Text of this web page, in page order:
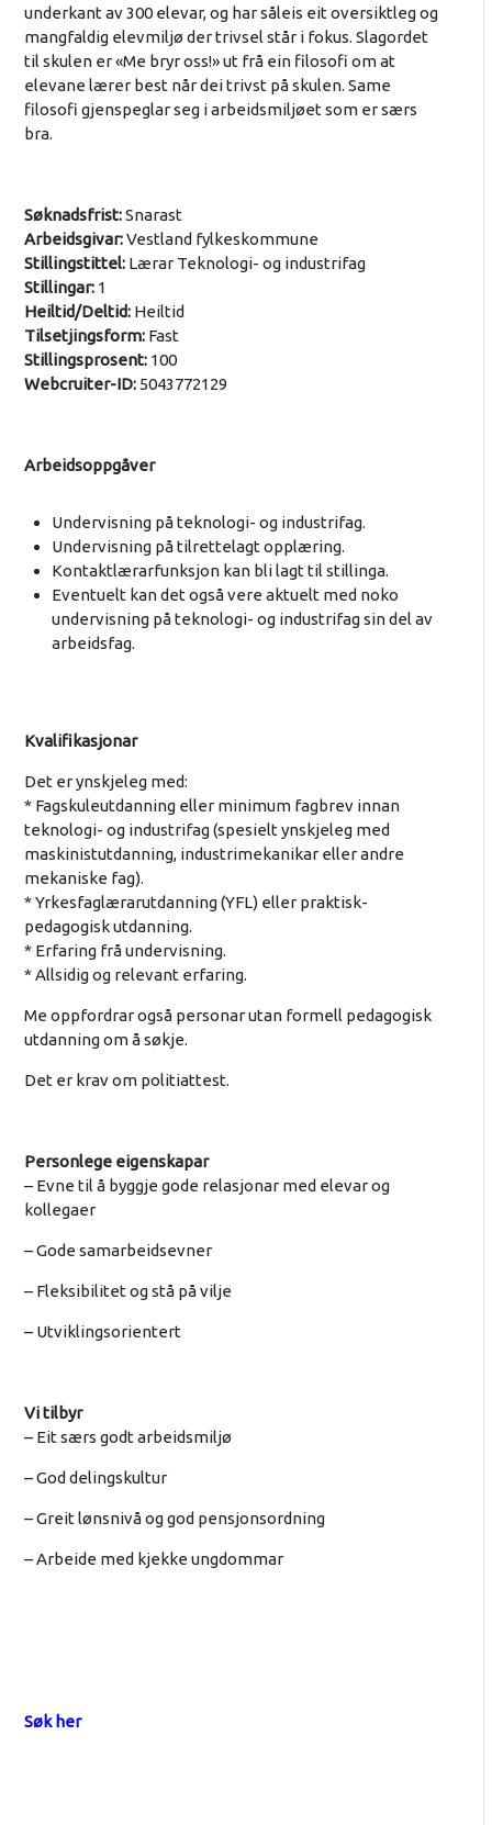
underkant av 300 elevar, og har såleis eit oversiktleg og
mangfaldig elevmiljø der trivsel står i fokus. Slagordet
til skulen er «Me bryr oss!» ut frå ein filosofi om at
elevane lærer best når dei trivst på skulen. Same
filosofi gjenspeglar seg i arbeidsmiljøet som er særs
bra.
Søknadsfrist:Snarast
Arbeidsgivar:Vestland fylkeskommune
Stillingstittel:Lærar Teknologi- og industrifag
Stillingar:1
Heiltid/Deltid:Heiltid
Tilsetjingsform:Fast
Stillingsprosent:100
Webcruiter-ID:5043772129
Arbeidsoppgåver
Undervisning på teknologi- og industrifag.
Undervisning på tilrettelagt opplæring.
Kontaktlærarfunksjon kan bli lagt til stillinga.
Eventuelt kan det også vere aktuelt med noko
undervisning på teknologi- og industrifag sin del av
arbeidsfag.
Kvalifikasjonar
Det er ynskjeleg med:
* Fagskuleutdanning eller minimum fagbrev innan
teknologi- og industrifag (spesielt ynskjeleg med
maskinistutdanning, industrimekanikar eller andre
mekaniske fag).
* Yrkesfaglærarutdanning (YFL) eller praktisk-
pedagogisk utdanning.
* Erfaring frå undervisning.
* Allsidig og relevant erfaring.
Me oppfordrar også personar utan formell pedagogisk
utdanning om å søkje.
Det er krav om politiattest.
Personlege eigenskapar
– Evne til å byggje gode relasjonar med elevar og
kollegaer
– Gode samarbeidsevner
– Fleksibilitet og stå på vilje
– Utviklingsorientert
Vi tilbyr
– Eit særs godt arbeidsmiljø
– God delingskultur
– Greit lønsnivå og god pensjonsordning
– Arbeide med kjekke ungdommar
Søk her